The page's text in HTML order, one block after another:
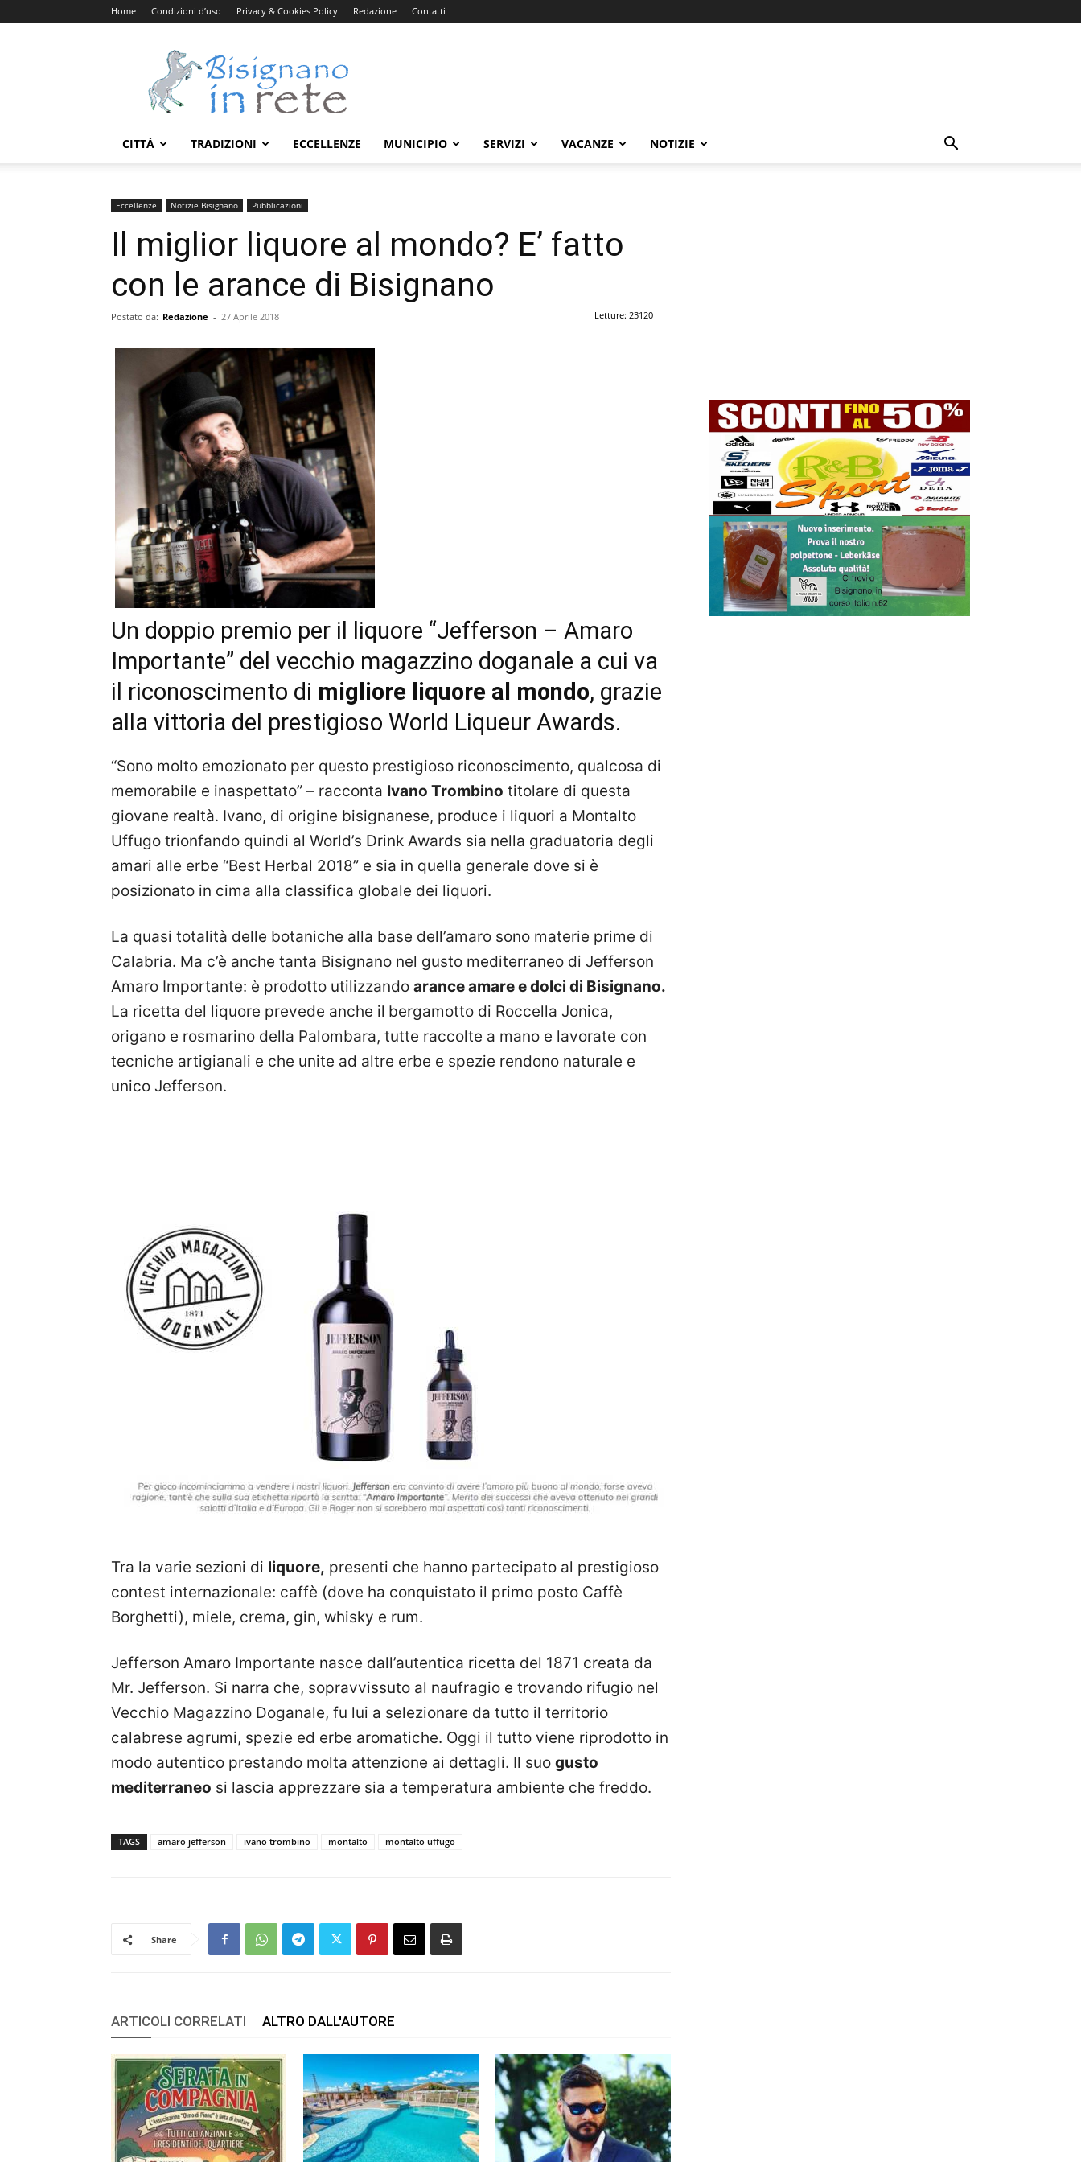
Home Condizioni d’uso Privacy & Cookies Policy Redazione Contatti
Bisignanoinrete.com
CITTÀ TRADIZIONI ECCELLENZE MUNICIPIO SERVIZI VACANZE NOTIZIE
Eccellenze Notizie Bisignano Pubblicazioni
Il miglior liquore al mondo? E’ fatto
con le arance di Bisignano
Postato da: Redazione - 27 Aprile 2018 Letture: 23120
Un doppio premio per il liquore “Jefferson – Amaro
Importante” del vecchio magazzino doganale a cui va
il riconoscimento di migliore liquore al mondo, grazie
alla vittoria del prestigioso World Liqueur Awards.
“Sono molto emozionato per questo prestigioso riconoscimento, qualcosa di
memorabile e inaspettato” – racconta Ivano Trombino titolare di questa
giovane realtà. Ivano, di origine bisignanese, produce i liquori a Montalto
Uffugo trionfando quindi al World’s Drink Awards sia nella graduatoria degli
amari alle erbe “Best Herbal 2018” e sia in quella generale dove si è
posizionato in cima alla classifica globale dei liquori.
La quasi totalità delle botaniche alla base dell’amaro sono materie prime di
Calabria. Ma c’è anche tanta Bisignano nel gusto mediterraneo di Jefferson
Amaro Importante: è prodotto utilizzando arance amare e dolci di Bisignano.
La ricetta del liquore prevede anche il bergamotto di Roccella Jonica,
origano e rosmarino della Palombara, tutte raccolte a mano e lavorate con
tecniche artigianali e che unite ad altre erbe e spezie rendono naturale e
unico Jefferson.
Tra la varie sezioni di liquore, presenti che hanno partecipato al prestigioso
contest internazionale: caffè (dove ha conquistato il primo posto Caffè
Borghetti), miele, crema, gin, whisky e rum.
Jefferson Amaro Importante nasce dall’autentica ricetta del 1871 creata da
Mr. Jefferson. Si narra che, sopravvissuto al naufragio e trovando rifugio nel
Vecchio Magazzino Doganale, fu lui a selezionare da tutto il territorio
calabrese agrumi, spezie ed erbe aromatiche. Oggi il tutto viene riprodotto in
modo autentico prestando molta attenzione ai dettagli. Il suo gusto
mediterraneo si lascia apprezzare sia a temperatura ambiente che freddo.
TAGS amaro jefferson ivano trombino montalto montalto uffugo
Share
ARTICOLI CORRELATI ALTRO DALL'AUTORE